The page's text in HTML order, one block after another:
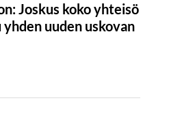
Joskus koko yhteisö
uuden uskovan